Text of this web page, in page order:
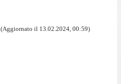
(Aggiornato il 13.02.2024, 00:59)